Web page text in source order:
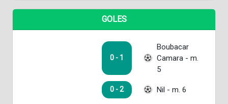
GOLES
0 - 1
Boubacar
Camara - m.
5
0 - 2 Nil - m. 6